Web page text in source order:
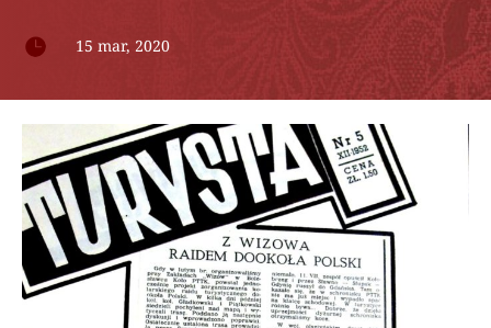
 15 mar, 2020